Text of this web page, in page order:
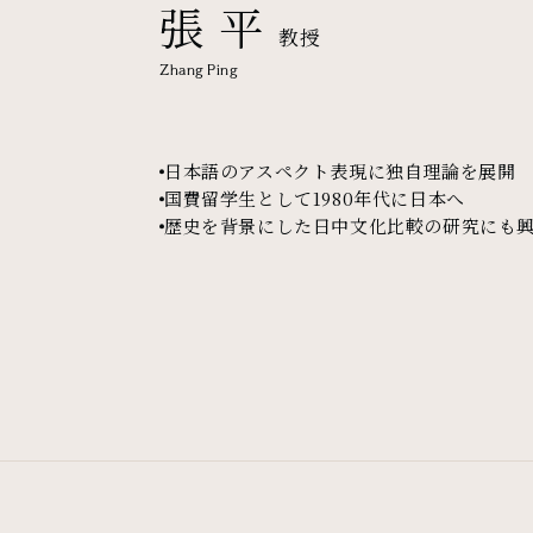
張 平教授
Zhang Ping
日本語のアスペクト表現に独自理論を展開
国費留学生として1980年代に日本へ
歴史を背景にした日中文化比較の研究にも